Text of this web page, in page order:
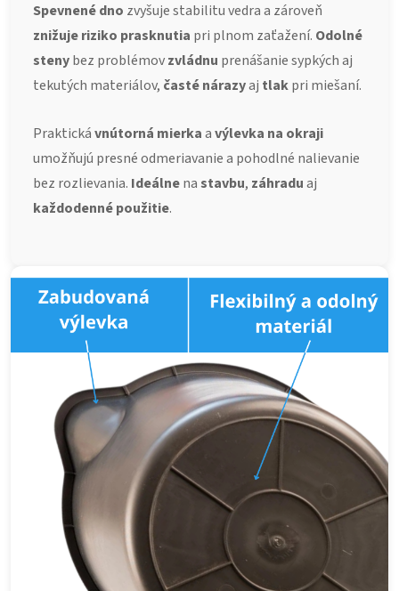
Spevnené dno zvyšuje stabilitu vedra a zároveň
znižuje riziko prasknutia pri plnom zaťažení. Odolné
stenybez problémovzvládnu prenášanie sypkých aj
tekutých materiálov, časté nárazyaj tlakpri miešaní.
Praktickávnútorná mierkaavýlevka na okraji
umožňujú presné odmeriavanie a pohodlné nalievanie
bez rozlievania. Ideálnenastavbu, záhraduaj
každodenné použitie.